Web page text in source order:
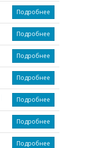
Подробнее
Подробнее
Подробнее
Подробнее
Подробнее
Подробнее
Подробнее